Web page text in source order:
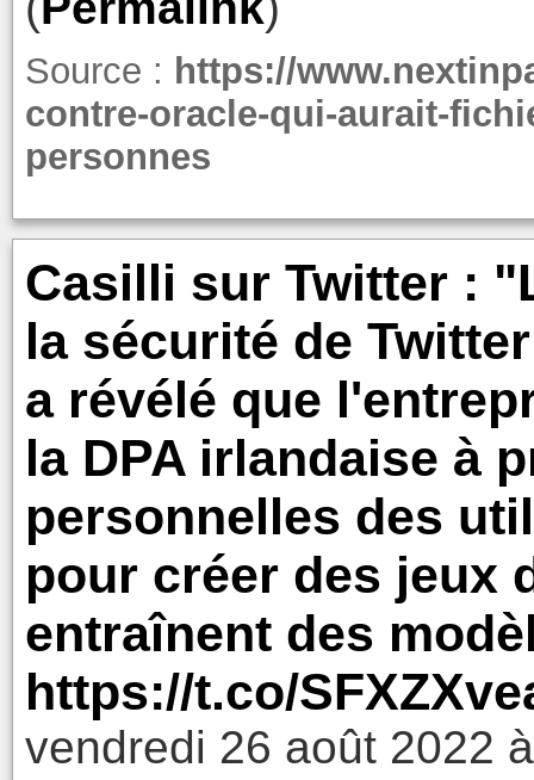
Source : https://
contre-oracle-qui-aurait-
personnes
Casilli sur Twitter :
la sécurité de
a révélé que
la DPA irlandaise à
personnelles des
pour créer des jeux
entraînent des
https://t.co/
vendredi 26 août 2022